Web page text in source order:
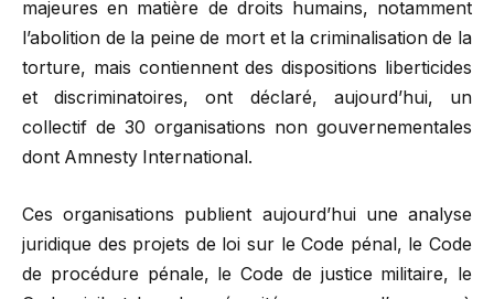
majeures en matière de droits humains, notamment
l’abolition de la peine de mort et la criminalisation de la
torture, mais contiennent des dispositions liberticides
et discriminatoires, ont déclaré, aujourd’hui, un
collectif de 30 organisations non gouvernementales
dont Amnesty International.
Ces organisations publient aujourd’hui une analyse
juridique des projets de loi sur le Code pénal, le Code
de procédure pénale, le Code de justice militaire, le